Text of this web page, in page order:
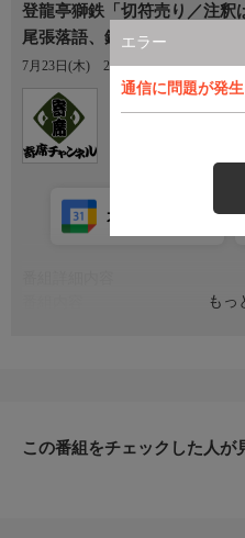
エラー
通信に問題が発
登龍亭獅鉄「切符売り／注釈
尾張落語、鉄道落語を披露！
7月23日(木) 21:00〜23:00
Ch.770
寄席チャンネル
もっ
カレンダー登録
この番組をチェックした人が